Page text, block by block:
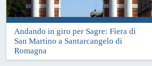
7 Novembre 2018
Andando in giro per Sagre: Fiera di
San Martino a Santarcangelo di
Romagna